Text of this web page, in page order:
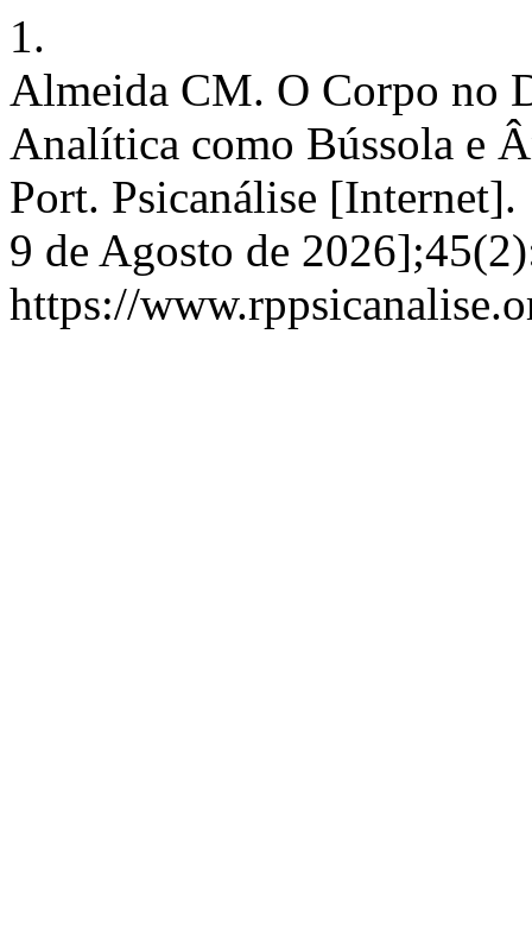
1.
Almeida CM. O Corpo no
Analítica como Bússola e
Port. Psicanálise
9 de Agosto de
https://